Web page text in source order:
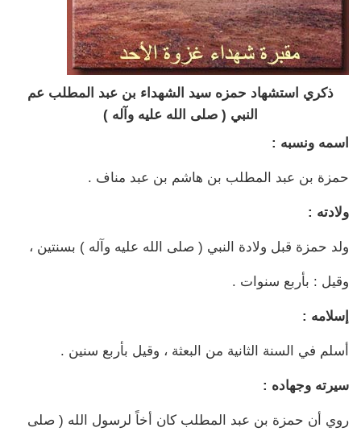
ذکري استشهاد حمزه سيد الشهداء بن عبد المطلب عم
النبي ( صلى الله عليه وآله )
اسمه ونسبه :
حمزة بن عبد المطلب بن هاشم بن عبد مناف .
ولادته :
ولد حمزة قبل ولادة النبي ( صلى الله عليه وآله ) بسنتين ،
وقيل : بأربع سنوات .
إسلامه :
أسلم في السنة الثانية من البعثة ، وقيل بأربع سنين .
سيرته وجهاده :
روي أن حمزة بن عبد المطلب كان أخاً لرسول الله ( صلى